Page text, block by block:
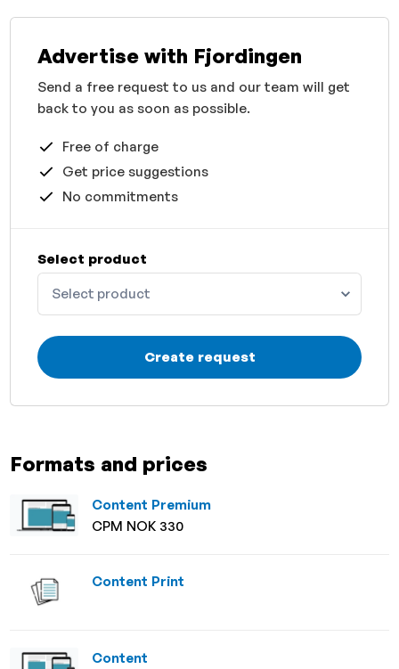
Formats and prices
Content Premium
CPM NOK 330
Content Print
Content
Advertise with Fjordingen
Send a free request to us and our team will get
back to you as soon as possible.
Free of charge
Get price suggestions
No commitments
Select product
Select product
Create request